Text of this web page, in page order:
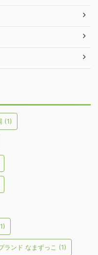
(1)
ランド なまずっこ (1)